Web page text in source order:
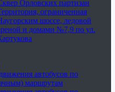
Орловских партизан
ограниченная
шоссе, ледовой
и домами №7,9 по ул.
автобусов по
маршрутам